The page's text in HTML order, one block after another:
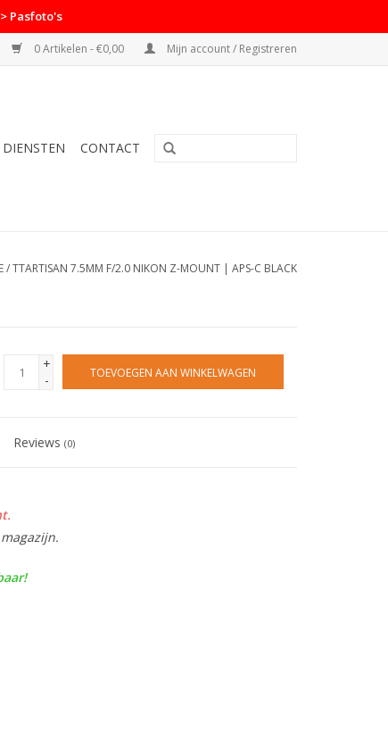
Pasfoto's
0 Artikelen - €0,00 Mijn account / Registreren
DIENSTEN CONTACT
/TTARTISAN 7.5MM F/2.0 NIKON Z-MOUNT | APS-C BLACK
+
-
TOEVOEGEN AAN WINKELWAGEN
Reviews(0)